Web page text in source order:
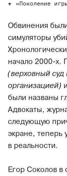
«Поколение
Обвинения
симуляторы
начало 2000-х.
(верховный
организацией)
были названы
Адвокаты,
следующую
экране, теперь
в реальности.
Егор Соколов в